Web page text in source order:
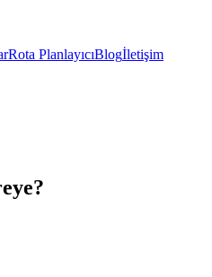
Rota PlanlayıcıBlogİletişim